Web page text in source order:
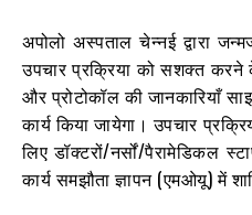
अपोलो अस्पताल चेन्नई द्वारा
उपचार प्रक्रिया को सशक्त करने
और प्रोटोकॉल की जानकारियाँ
कार्य किया जायेगा। उपचार
लिए डॉक्टरों/नर्सों/पैरामेडिकल
कार्य समझौता ज्ञापन (एमओयू) में